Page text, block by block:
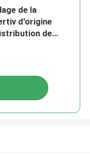
de la
d'origine
de